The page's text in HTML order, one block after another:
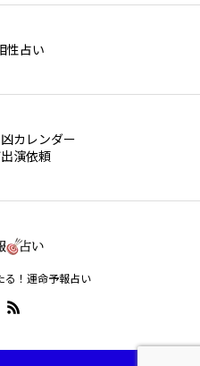
性占い
カレンダー
演依頼
る！運命予報占い